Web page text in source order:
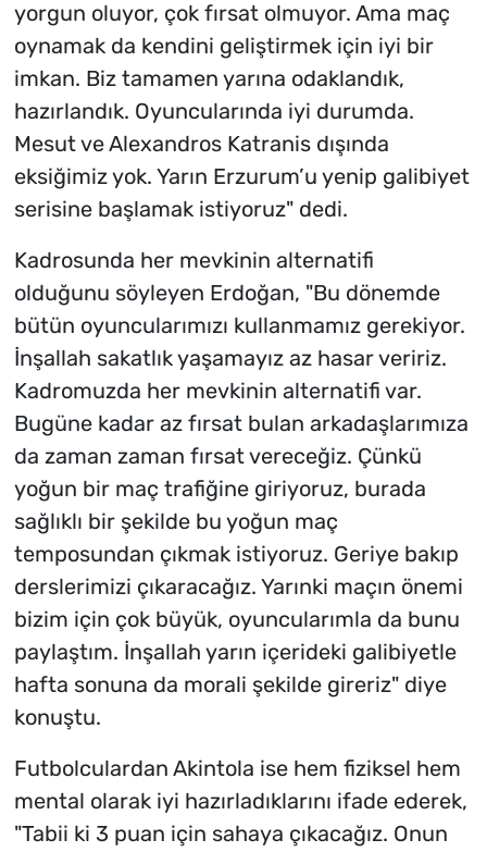
yorgun oluyor, çok fırsat olmuyor. Ama maç
oynamak da kendini geliştirmek için iyi bir
imkan. Biz tamamen yarına odaklandık,
hazırlandık. Oyuncularında iyi durumda.
Mesut ve Alexandros Katranis dışında
eksiğimiz yok. Yarın Erzurum’u yenip galibiyet
serisine başlamak istiyoruz" dedi.
Kadrosunda her mevkinin alternatifi
olduğunu söyleyen Erdoğan, "Bu dönemde
bütün oyuncularımızı kullanmamız gerekiyor.
İnşallah sakatlık yaşamayız az hasar veririz.
Kadromuzda her mevkinin alternatifi var.
Bugüne kadar az fırsat bulan arkadaşlarımıza
da zaman zaman fırsat vereceğiz. Çünkü
yoğun bir maç trafiğine giriyoruz, burada
sağlıklı bir şekilde bu yoğun maç
temposundan çıkmak istiyoruz. Geriye bakıp
derslerimizi çıkaracağız. Yarınki maçın önemi
bizim için çok büyük, oyuncularımla da bunu
paylaştım. İnşallah yarın içerideki galibiyetle
hafta sonuna da morali şekilde gireriz" diye
konuştu.
Futbolculardan Akintola ise hem fiziksel hem
mental olarak iyi hazırladıklarını ifade ederek,
"Tabii ki 3 puan için sahaya çıkacağız. Onun